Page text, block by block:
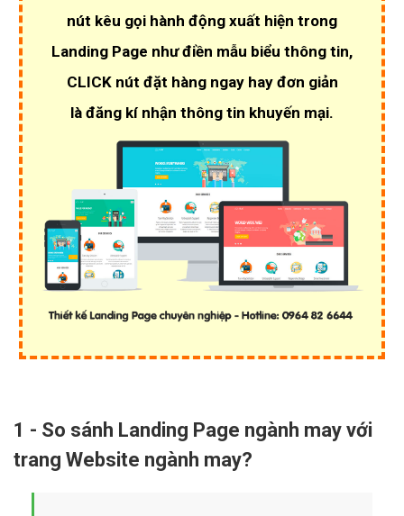
nút kêu gọi hành động xuất hiện trong
Landing Page như điền mẫu biểu thông tin,
CLICK nút đặt hàng ngay hay đơn giản
là đăng kí nhận thông tin khuyến mại.
1 - So sánh Landing Page ngành may với
trang Website ngành may?